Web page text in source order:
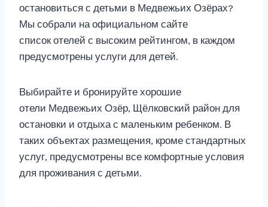
остановиться с детьми в Медвежьих Озёрах?
Мы собрали на официальном сайте
список отелей с высоким рейтингом, в каждом
предусмотрены услуги для детей.
Выбирайте и бронируйте хорошие
отели Медвежьих Озёр, Щёлковский район для
остановки и отдыха с маленьким ребенком. В
таких объектах размещения, кроме стандартных
услуг, предусмотрены все комфортные условия
для проживания с детьми.